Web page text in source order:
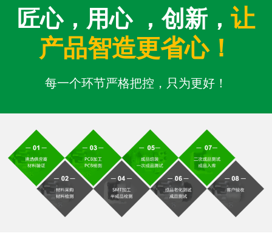
匠心，用心 ，创新， 让
产品智造更省心！
每一个环节严格把控，只为更好！